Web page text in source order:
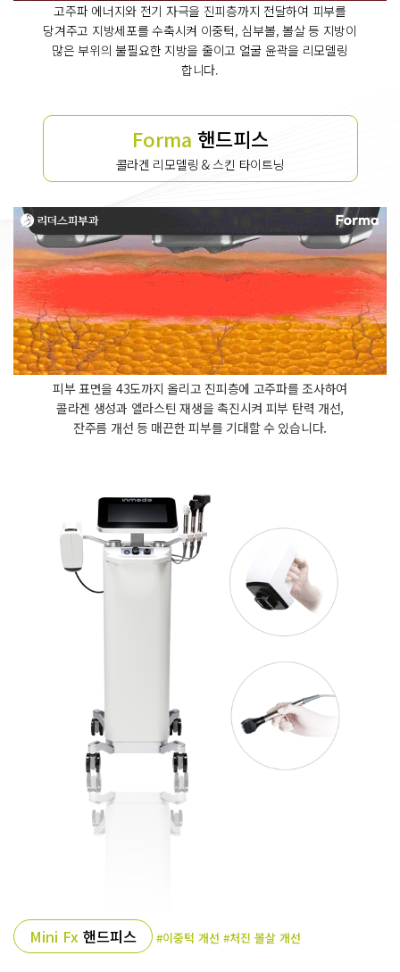
고주파 에너지와 전기 자극을 진피층까지 전달하여 피부를
당겨주고 지방세포를 수축시켜 이중턱, 심부볼, 볼살 등 지방이
많은 부위의 불필요한 지방을 줄이고 얼굴 윤곽을 리모델링
합니다.
Forma 핸드피스
콜라겐 리모델링 & 스킨 타이트닝
피부 표면을 43도까지 올리고 진피층에 고주파를 조사하여
콜라겐 생성과 엘라스틴 재생을 촉진시켜 피부 탄력 개선,
잔주름 개선 등 매끈한 피부를 기대할 수 있습니다.
Mini Fx 핸드피스 #이중턱 개선 #처진 볼살 개선